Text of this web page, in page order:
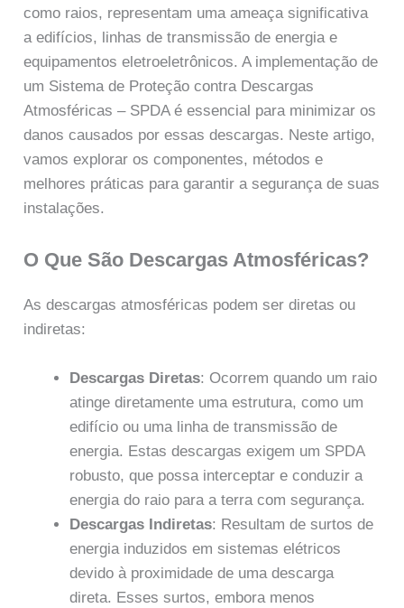
como raios, representam uma ameaça significativa
a edifícios, linhas de transmissão de energia e
equipamentos eletroeletrônicos. A implementação de
um Sistema de Proteção contra Descargas
Atmosféricas – SPDA é essencial para minimizar os
danos causados por essas descargas. Neste artigo,
vamos explorar os componentes, métodos e
melhores práticas para garantir a segurança de suas
instalações.
O Que São Descargas Atmosféricas?
As descargas atmosféricas podem ser diretas ou
indiretas:
Descargas Diretas: Ocorrem quando um raio
atinge diretamente uma estrutura, como um
edifício ou uma linha de transmissão de
energia. Estas descargas exigem um SPDA
robusto, que possa interceptar e conduzir a
energia do raio para a terra com segurança.
Descargas Indiretas: Resultam de surtos de
energia induzidos em sistemas elétricos
devido à proximidade de uma descarga
direta. Esses surtos, embora menos